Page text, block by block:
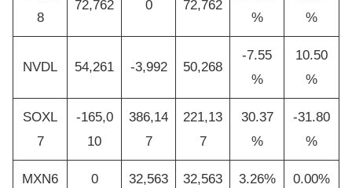
8
72,762 0 72,762
%
%
NVDL 54,261 -3,992 50,268
-7.55
%
10.50
%
SOXL
7
-165,0
10
386,14
7
221,13
7
30.37
%
-31.80
%
MXN6 0 32,563 32,563 3.26% 0.00%